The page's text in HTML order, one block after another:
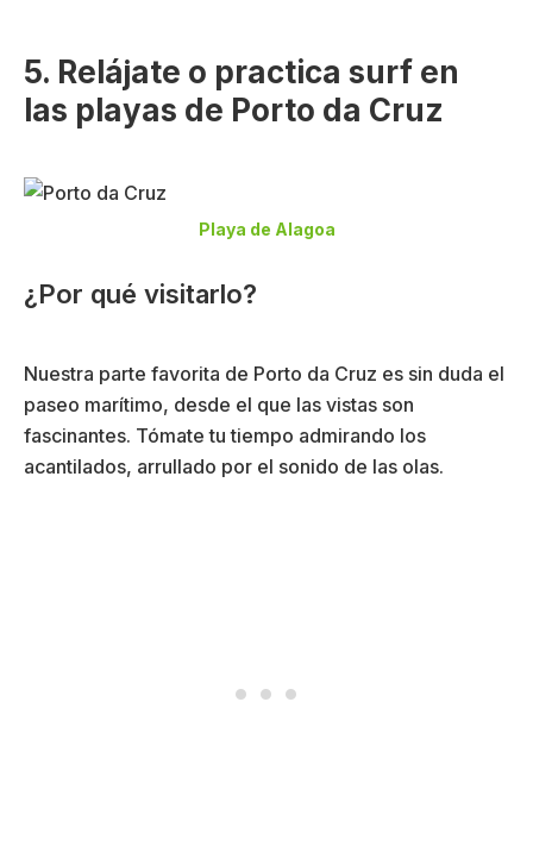
5. Relájate o practica surf en
las playas de Porto da Cruz
Playa de Alagoa
¿Por qué visitarlo?
Nuestra parte favorita de Porto da Cruz es sin duda el
paseo marítimo, desde el que las vistas son
fascinantes. Tómate tu tiempo admirando los
acantilados, arrullado por el sonido de las olas.